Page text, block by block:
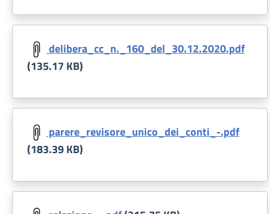
Document
delibera_cc_n._160_del_30.12.2020.pdf
(135.17 KB)
Document
parere_revisore_unico_dei_conti_-.pdf
(183.39 KB)
Document